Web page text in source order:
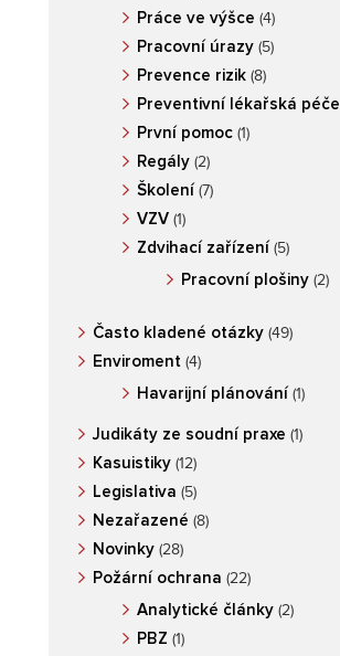
Práce ve výšce (4)
Pracovní úrazy (5)
Prevence rizik (8)
Preventivní lékařská péče
První pomoc (1)
Regály (2)
Školení (7)
VZV (1)
Zdvihací zařízení (5)
Pracovní plošiny (2)
Často kladené otázky (49)
Enviroment (4)
Havarijní plánování (1)
Judikáty ze soudní praxe (1)
Kasuistiky (12)
Legislativa (5)
Nezařazené (8)
Novinky (28)
Požární ochrana (22)
Analytické články (2)
PBZ (1)